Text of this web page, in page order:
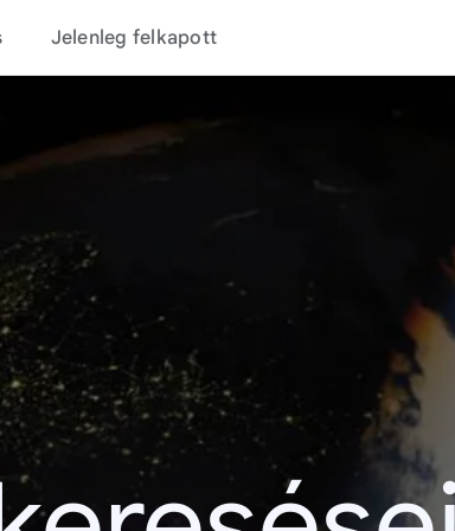
Jelenleg felkapott